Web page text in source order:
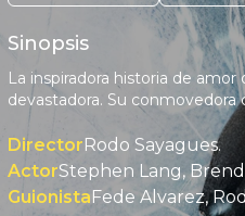
Sinopsis
La inspiradora historia de
devastadora. Su
DirectorRodo Sayagues.
Actor
GuionistaFede Alvarez,